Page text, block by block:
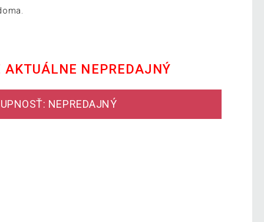
AKTUÁLNE NEPREDAJNÝ
NEPREDAJNÝ